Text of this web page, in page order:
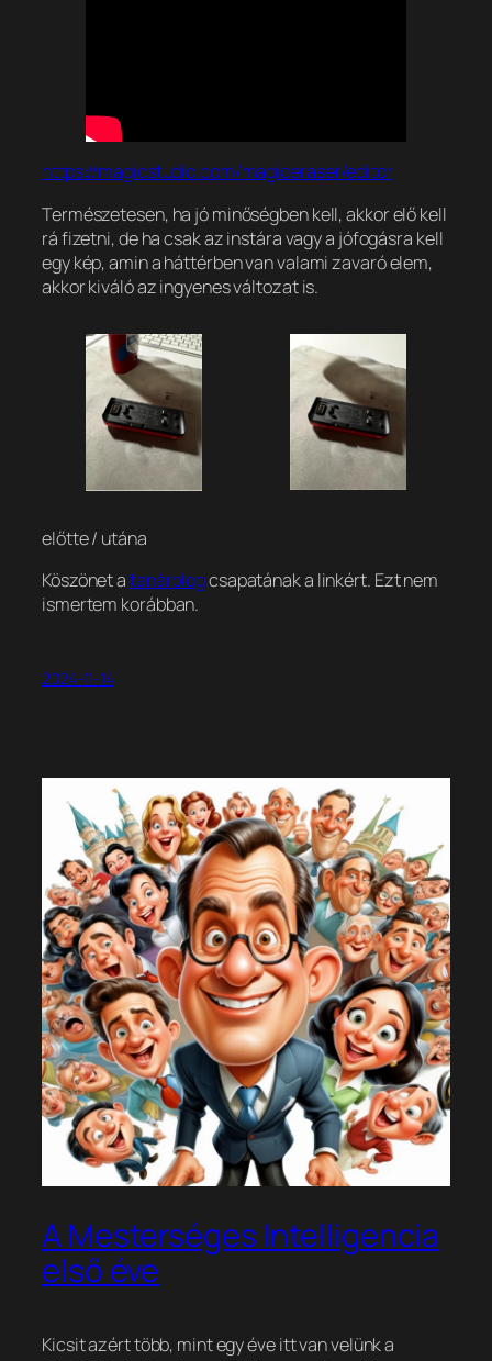
https://magicstudio.com/magiceraser/editor
Természetesen, ha jó minőségben kell, akkor elő kell
rá fizetni, de ha csak az instára vagy a jófogásra kell
egy kép, amin a háttérben van valami zavaró elem,
akkor kiváló az ingyenes változat is.
előtte / utána
Köszönet atanárblogcsapatának a linkért. Ezt nem
ismertem korábban.
2024-11-14
A Mesterséges Intelligencia
első éve
Kicsit azért több, mint egy éve itt van velünk a